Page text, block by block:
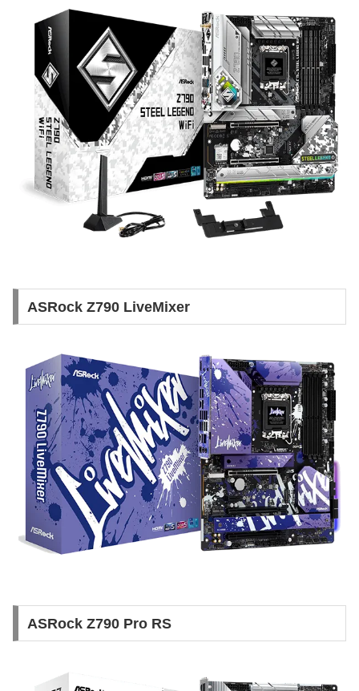
ASRock Z790 LiveMixer
ASRock Z790 Pro RS